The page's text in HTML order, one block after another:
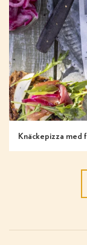
Knäckepizza med